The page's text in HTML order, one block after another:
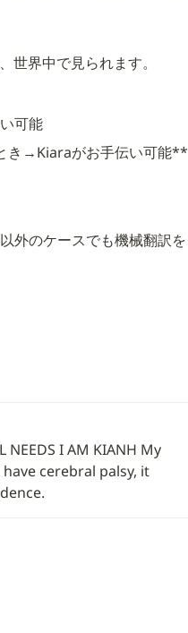
界中で見られます。
可能
き →Kiaraがお手伝い可能
外のケースでも機械翻訳
NEEDS I AM KIANH My
cerebral palsy, it